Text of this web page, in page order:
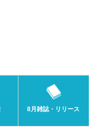
8月雑誌・リリース